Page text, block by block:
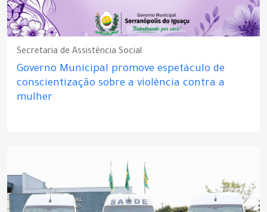
Secretaria de Assistência Social
Governo Municipal promove espetáculo de
conscientização sobre a violência contra a
mulher